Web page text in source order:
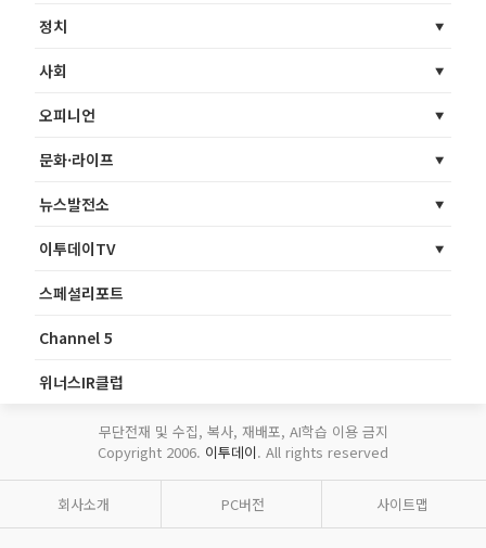
정치
사회
오피니언
문화·라이프
뉴스발전소
이투데이TV
스페셜리포트
Channel 5
위너스IR클럽
무단전재 및 수집, 복사, 재배포, AI학습 이용 금지
Copyright 2006. 이투데이. All rights reserved
회사소개 PC버전 사이트맵